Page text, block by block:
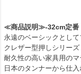
≪商品説明≫-32cm定番
永遠のベーシックとし
クレザー型押しシリーズ
耐久性の高い家具用の
日本のタンナーから仕